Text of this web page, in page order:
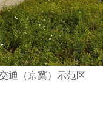
通（京冀）示范区